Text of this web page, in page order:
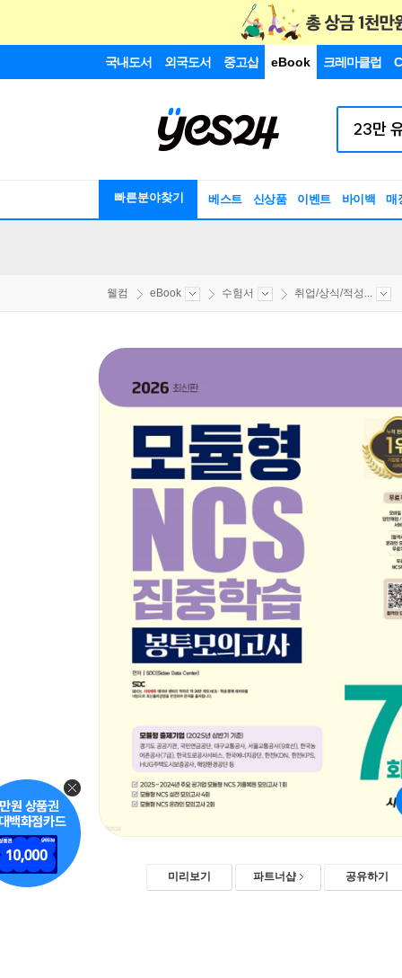
국내도서 외국도서 중고샵 eBook 크레마클럽
빠른분야찾기 베스트 신상품 이벤트 바이백 매
웰컴 eBook 수험서 취업/상식/적성...
미리보기 파트너샵 공유하기